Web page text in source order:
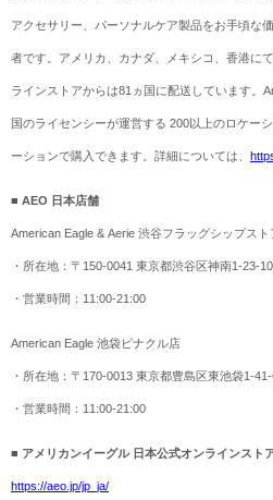
アクセサリー、パーソナルケア製品をお手頃な
者です。アメリカ、カナダ、メキシコ、香港に
ラインストアからは81ヵ国に配送しています。
国のライセンシーが運営する 200以上のロケー
ーションで購入できます。詳細については、
■ AEO 日本店舗
American Eagle & Aerie 渋谷フラッグシップスト
・所在地：〒150-0041 東京都渋谷区神南1-23-10
・営業時間：11:00-21:00
American Eagle 池袋ピナクル店
・所在地：〒170-0013 東京都豊島区東池袋1-
・営業時間：11:00-21:00
■ アメリカンイーグル 日本公式オンラインスト
https://aeo.jp/jp_ja/